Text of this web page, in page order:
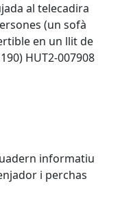
al telecadira
(un sofà
en un llit de
HUT2-007908
informatiu
i perchas